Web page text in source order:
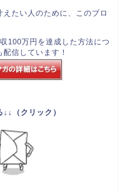
たい人のために、このブロ
100万円を達成した方法につ
配信しています！
（クリック）